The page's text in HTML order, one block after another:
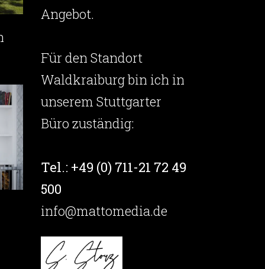
Angebot.
Für den Standort
Waldkraiburg bin ich in
unserem Stuttgarter
Büro zuständig:
Tel.: +49 (0) 711-21 72 49
500
info@mattomedia.de